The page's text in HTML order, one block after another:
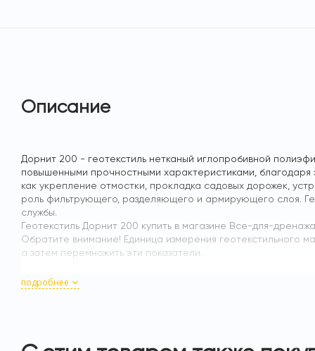
Описание
Дорнит 200 - геотекстиль нетканый иглопробивной
повышенными прочностными характеристиками, благодаря
как укрепление отмостки, прокладка садовых дорожек,
роль фильтрующего, разделяющего и армирующего слоя.
службы.
Геотекстиль Дорнит 200 купить в магазине Все-для-
Обратите внимание! Единица измерения геотекстильного
а затем перемножить эти показатели.
подробнее